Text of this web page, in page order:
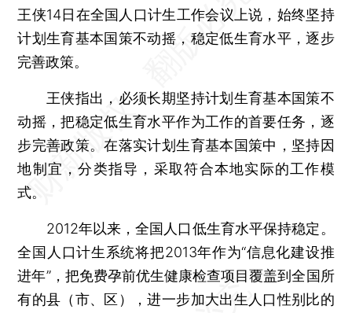
王侠14日在全国人口计生工作会议上说，始终坚持
计划生育基本国策不动摇，稳定低生育水平，逐步
完善政策。
王侠指出，必须长期坚持计划生育基本国策不
动摇，把稳定低生育水平作为工作的首要任务，逐
步完善政策。在落实计划生育基本国策中，坚持因
地制宜，分类指导，采取符合本地实际的工作模
式。
2012年以来，全国人口低生育水平保持稳定。
全国人口计生系统将把2013年作为“信息化建设推
进年”，把免费孕前优生健康检查项目覆盖到全国所
有的县（市、区），进一步加大出生人口性别比的